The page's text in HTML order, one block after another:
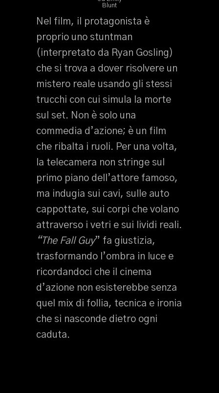
Blunt
Nel film, il protagonista è
proprio uno stuntman
(interpretato da Ryan Gosling)
che si trova a dover risolvere un
mistero reale usando gli stessi
trucchi con cui simula la morte
sul set. Non è solo una
commedia d’azione; è un film
che ribalta i ruoli. Per una volta,
la telecamera non stringe sul
primo piano dell’attore famoso,
ma indugia sui cavi, sulle auto
cappottate, sui corpi che volano
attraverso i vetri e sui lividi reali.
“The Fall Guy” fa giustizia,
trasformando l’ombra in luce e
ricordandoci che il cinema
d’azione non esisterebbe senza
quel mix di follia, tecnica e ironia
che si nasconde dietro ogni
caduta.